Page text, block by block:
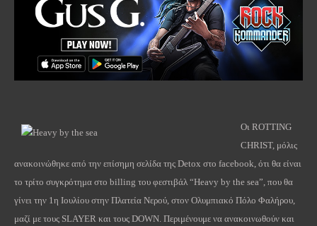
Οι ROTTING
CHRIST, μόλις
ανακοινώθηκε από την επίσημη σελίδα της Detox στο facebook, ότι θα είναι
το τρίτο συγκρότημα στο billing του φεστιβάλ “Heavy by the sea”, που θα
γίνει την 1η Ιουλίου στην Πλατεία Νερού, στον Ολυμπιακό Πόλο Φαλήρου,
μαζί με τους SLAYER και τους DOWN. Περιμένουμε να ανακοινωθούν και